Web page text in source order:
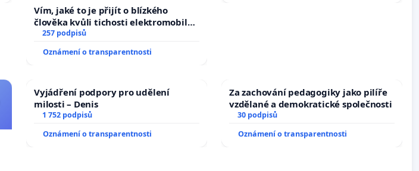
auta!
Vím, jaké to je přijít o blízkého
člověka kvůli tichosti elektromobilů,
nečekejme, až přibydou další,
zaveďme slyšitelná auta!
257 podpisů
Oznámení o transparentnosti
Vyjádření podpory pro udělení
milosti – Denis
1 752 podpisů
Oznámení o transparentnosti
Za zachování pedagogiky jako pilíře
vzdělané a demokratické společnosti
30 podpisů
Oznámení o transparentnosti